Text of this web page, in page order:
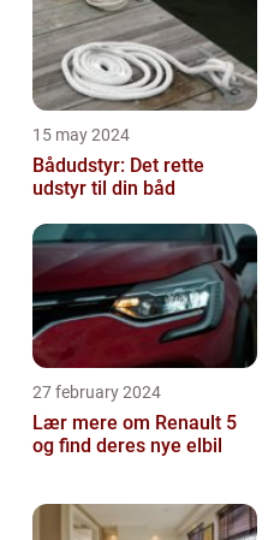
15 may 2024
Bådudstyr: Det rette
udstyr til din båd
27 february 2024
Lær mere om Renault 5
og find deres nye elbil